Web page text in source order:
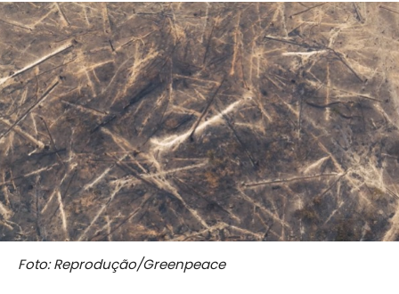
Foto: Reprodução/Greenpeace